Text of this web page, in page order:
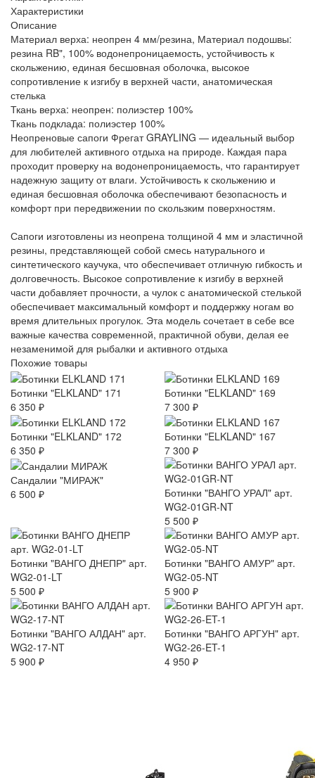
Характеристики
Описание
Материал верха: неопрен 4 мм/резина, Материал подошвы:
резина RB", 100% водонепроницаемость, устойчивость к
скольжению, единая бесшовная оболочка, высокое
сопротивление к изгибу в верхней части, анатомическая
стелька
Ткань верха: неопрен: полиэстер 100%
Ткань подклада: полиэстер 100%
Неопреновые сапоги Фрегат GRAYLING — идеальный выбор
для любителей активного отдыха на природе. Каждая пара
проходит проверку на водонепроницаемость, что гарантирует
надежную защиту от влаги. Устойчивость к скольжению и
единая бесшовная оболочка обеспечивают безопасность и
комфорт при передвижении по скользким поверхностям.
Сапоги изготовлены из неопрена толщиной 4 мм и эластичной
резины, представляющей собой смесь натурального и
синтетического каучука, что обеспечивает отличную гибкость и
долговечность. Высокое сопротивление к изгибу в верхней
части добавляет прочности, а чулок с анатомической стелькой
обеспечивает максимальный комфорт и поддержку ногам во
время длительных прогулок. Эта модель сочетает в себе все
важные качества современной, практичной обуви, делая ее
незаменимой для рыбалки и активного отдыха
Похожие товары
Ботинки "ELKLAND" 171
6 350 ₽
Ботинки "ELKLAND" 169
7 300 ₽
Ботинки "ELKLAND" 172
6 350 ₽
Ботинки "ELKLAND" 167
7 300 ₽
Сандалии "МИРАЖ"
6 500 ₽
Ботинки "ВАНГО УРАЛ" арт.
WG2-01GR-NT
5 500 ₽
Ботинки "ВАНГО ДНЕПР" арт.
WG2-01-LT
5 500 ₽
Ботинки "ВАНГО АМУР" арт.
WG2-05-NT
5 900 ₽
Ботинки "ВАНГО АЛДАН" арт.
WG2-17-NT
5 900 ₽
Ботинки "ВАНГО АРГУН" арт.
WG2-26-ET-1
4 950 ₽